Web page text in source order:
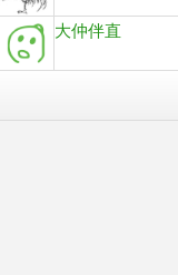
大仲伴直